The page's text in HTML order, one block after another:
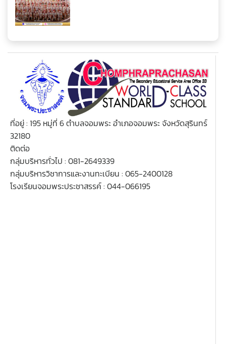
ตารางเรียน ม.6
ที่อยู่ : 195 หมู่ที่ 6 ตำบลจอมพระ อำเภอจอมพระ จังหวัดสุรินทร์
32180
ติดต่อ
กลุ่มบริหารทั่วไป : 081-2649339
กลุ่มบริหารวิชาการและงานทะเบียน : 065-2400128
โรงเรียนจอมพระประชาสรรค์ : 044-066195